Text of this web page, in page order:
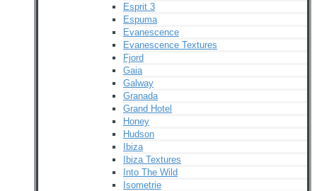
Esprit 3
Espuma
Evanescence
Evanescence Textures
Fjord
Gaia
Galway
Granada
Grand Hotel
Honey
Hudson
Ibiza
Ibiza Textures
Into The Wild
Isometrie